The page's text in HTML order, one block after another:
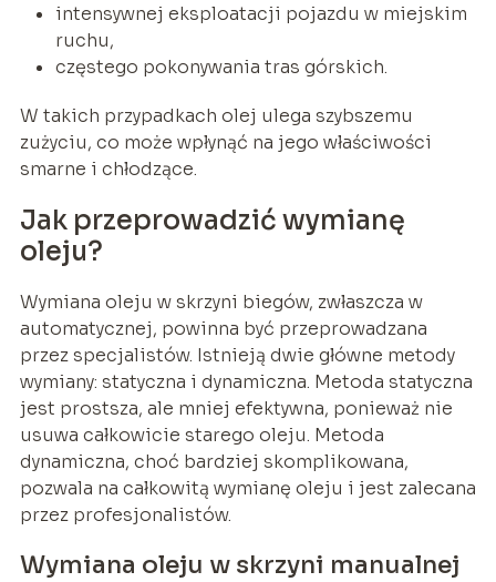
intensywnej eksploatacji pojazdu w miejskim
ruchu,
częstego pokonywania tras górskich.
W takich przypadkach olej ulega szybszemu
zużyciu, co może wpłynąć na jego właściwości
smarne i chłodzące.
Jak przeprowadzić wymianę
oleju?
Wymiana oleju w skrzyni biegów, zwłaszcza w
automatycznej, powinna być przeprowadzana
przez specjalistów. Istnieją dwie główne metody
wymiany: statyczna i dynamiczna. Metoda statyczna
jest prostsza, ale mniej efektywna, ponieważ nie
usuwa całkowicie starego oleju. Metoda
dynamiczna, choć bardziej skomplikowana,
pozwala na całkowitą wymianę oleju i jest zalecana
przez profesjonalistów.
Wymiana oleju w skrzyni manualnej